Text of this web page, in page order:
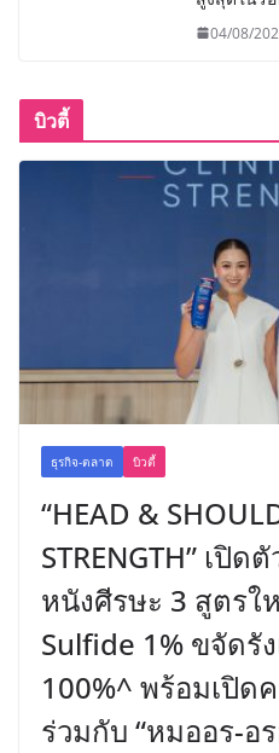
04/08/
บิวตี้
ธุรกิจ-ตลาด บิวตี้
“HEAD &
STRENGTH” เปิ
หนังศีรษะ 3 สูตรใ
Sulfide 1% ขจัดรั
100%^ พร้อมเปิด
ร่วมกับ “หมออร-อ